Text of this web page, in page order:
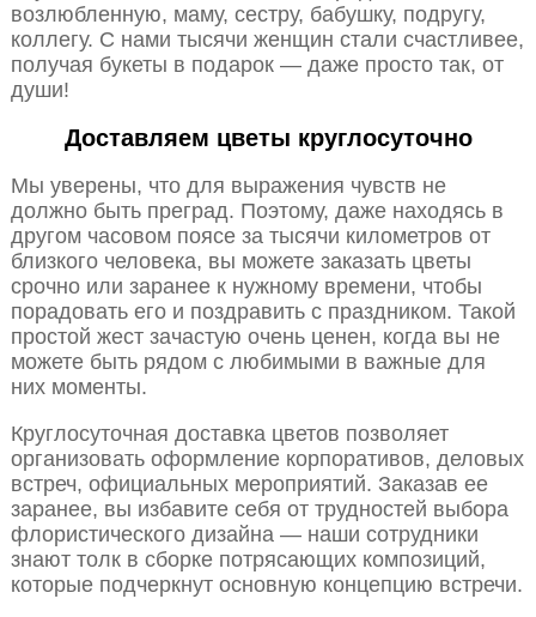
возлюбленную, маму, сестру, бабушку, подругу,
коллегу. С нами тысячи женщин стали счастливее,
получая букеты в подарок — даже просто так, от
души!
Доставляем цветы круглосуточно
Мы уверены, что для выражения чувств не
должно быть преград. Поэтому, даже находясь в
другом часовом поясе за тысячи километров от
близкого человека, вы можете заказать цветы
срочно или заранее к нужному времени, чтобы
порадовать его и поздравить с праздником. Такой
простой жест зачастую очень ценен, когда вы не
можете быть рядом с любимыми в важные для
них моменты.
Круглосуточная доставка цветов позволяет
организовать оформление корпоративов, деловых
встреч, официальных мероприятий. Заказав ее
заранее, вы избавите себя от трудностей выбора
флористического дизайна — наши сотрудники
знают толк в сборке потрясающих композиций,
которые подчеркнут основную концепцию встречи.